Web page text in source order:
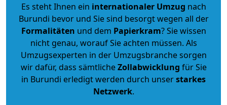
Es steht Ihnen ein internationaler Umzug nach
Burundi bevor und Sie sind besorgt wegen all der
Formalitäten und dem Papierkram? Sie wissen
nicht genau, worauf Sie achten müssen. Als
Umzugsexperten in der Umzugsbranche sorgen
wir dafür, dass sämtlicheZollabwicklung für Sie
in Burundi erledigt werden durch unserstarkes
Netzwerk.